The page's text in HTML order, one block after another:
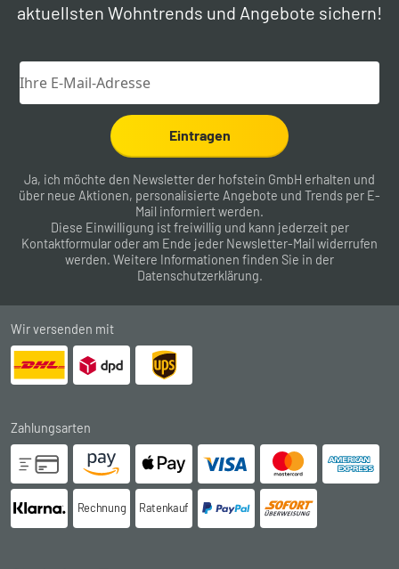
aktuellsten Wohntrends und Angebote sichern!
Eintragen
Ja, ich möchte den Newsletter der hofstein GmbH erhalten und
über neue Aktionen, personalisierte Angebote und Trends per E-
Mail informiert werden.
Diese Einwilligung ist freiwillig und kann jederzeit per
Kontaktformular oder am Ende jeder Newsletter-Mail widerrufen
werden. Weitere Informationen finden Sie in der
Datenschutzerklärung.
Wir versenden mit
Zahlungsarten
Rechnung Ratenkauf